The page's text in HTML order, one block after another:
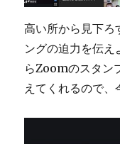
高い所から見下ろ
ングの迫力を伝
らZoomのスタン
えてくれるので、